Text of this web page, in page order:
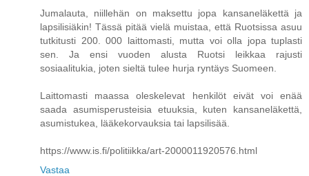
Jumalauta, niillehän on maksettu jopa kansaneläkettä ja
lapsilisiäkin! Tässä pitää vielä muistaa, että Ruotsissa asuu
tutkitusti 200. 000 laittomasti, mutta voi olla jopa tuplasti
sen. Ja ensi vuoden alusta Ruotsi leikkaa rajusti
sosiaalitukia, joten sieltä tulee hurja ryntäys Suomeen.
Laittomasti maassa oleskelevat henkilöt eivät voi enää
saada asumisperusteisia etuuksia, kuten kansaneläkettä,
asumistukea, lääkekorvauksia tai lapsilisää.
https://www.is.fi/politiikka/art-2000011920576.html
Vastaa